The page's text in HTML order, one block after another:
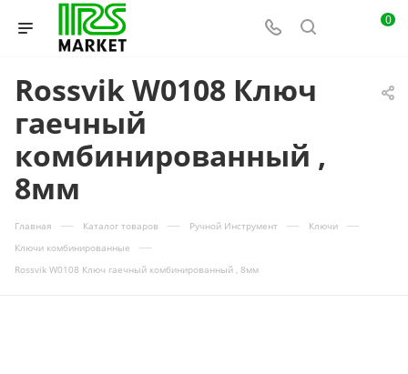
0
Rossvik W0108 Ключ
гаечный
комбинированный ,
8мм
Главная — Каталог товаров — Ручной Инструмент — Ключи —
Ключи комбинированные —
Rossvik W0108 Ключ гаечный комбинированный , 8мм